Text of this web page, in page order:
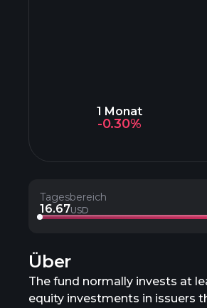
1 Monat
-0.30%
Tagesbereich
16.67USD
Über
The fund normally invests at
equity investments in issuers